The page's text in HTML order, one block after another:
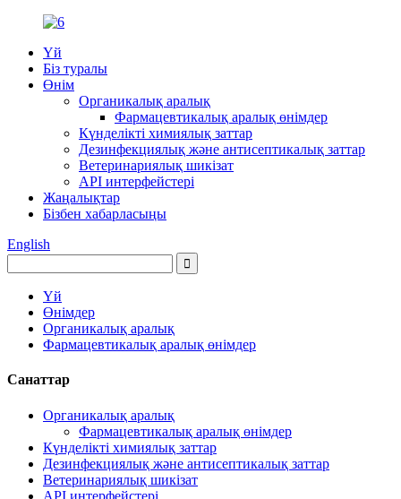
Үй
Біз туралы
Өнім
Органикалық аралық
Фармацевтикалық аралық өнімдер
Күнделікті химиялық заттар
Дезинфекциялық және антисептикалық заттар
Ветеринариялық шикізат
API интерфейстері
Жаңалықтар
Бізбен хабарласыңы
English
Үй
Өнімдер
Органикалық аралық
Фармацевтикалық аралық өнімдер
Санаттар
Органикалық аралық
Фармацевтикалық аралық өнімдер
Күнделікті химиялық заттар
Дезинфекциялық және антисептикалық заттар
Ветеринариялық шикізат
API интерфейстері